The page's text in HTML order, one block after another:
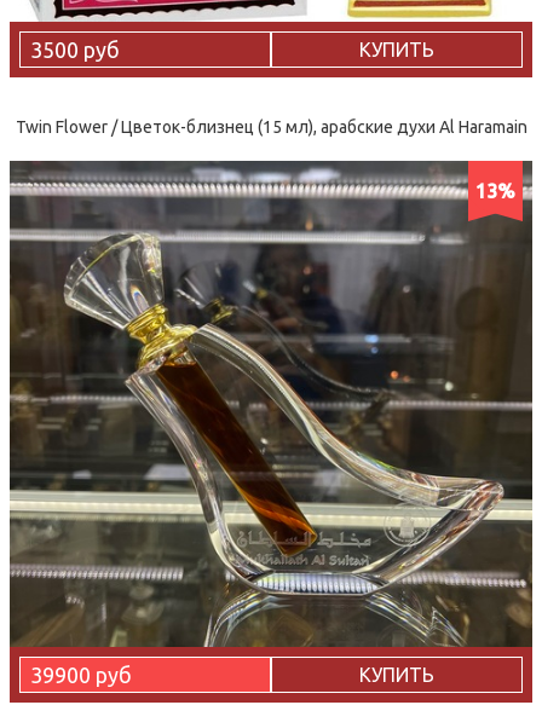
3500 руб КУПИТЬ
Twin Flower / Цветок-близнец (15 мл), арабские духи Al Haramain
13%
39900 руб КУПИТЬ